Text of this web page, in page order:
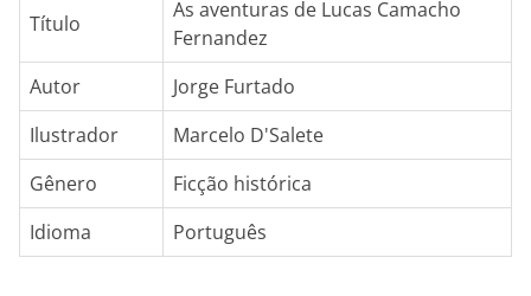
Título
As aventuras de Lucas Camacho
Fernandez
Autor
Jorge Furtado
Ilustrador
Marcelo D'Salete
Gênero
Ficção histórica
Idioma
Português